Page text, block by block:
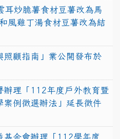
炒脆薯食材豆薯改為馬
風雞丁湯食材豆薯改為結
照顧指南」業公開發布於
辦理「112年度戶外教育暨
案例徵選辦法」延長徵件
基金會辦理「112學年度